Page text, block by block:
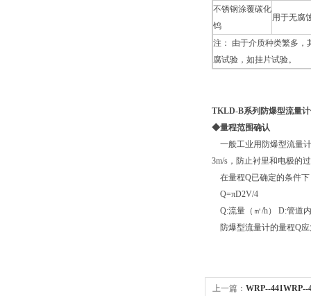
不锈钢涂覆碳化
钨
用于无腐
注： 由于介质种类繁多，
腐试验，如挂片试验。
TKLD-B系列防爆型流量
◆量程范围确认
一般工业用防爆型流量计
3m/s，防止衬里和电极的
在量程Q已确定的条件下
Q=πD2V/4
Q:流量（㎡/h） D:管道
防爆型流量计的量程Q应
上一篇： WRP--441WRP--